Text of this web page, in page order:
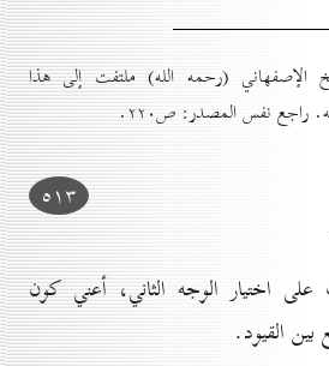
الإصفهاني (رحمه الله) ملتفت إلى هذا
راجع نفس المصدر: ص۲۲٠.
٥۱۳
اختيار الوجه الثاني، أعني كون
القيود.